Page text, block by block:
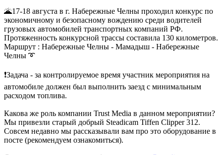
🌋17-18 августа в г. Набережные Челны проходил конкурс по
экономичному и безопасному вождению среди водителей
грузовых автомобилей транспортных компаний РФ.
Протяженность конкурсной трассы составила 130 километров.
Маршрут : Набережные Челны - Мамадыш - Набережные
Челны ➰
❗Задача - за контролируемое время участник мероприятия на
автомобиле должен был выполнить заезд с минимальным
расходом топлива.
Какова же роль компании Trust Media в данном мероприятии?
Мы привезли старый добрый Steadicam Tiffen Clipper 312.
Совсем недавно мы рассказывали вам про это оборудование в
посте (рекомендуем ознакомиться).